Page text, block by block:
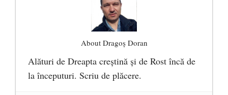
About Dragoș Doran
Alături de Dreapta creștină și de Rost încă de
la începuturi. Scriu de plăcere.